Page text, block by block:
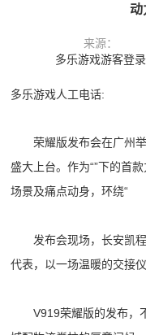
动
来源：
多乐游戏游客登录
多乐游戏人工电话:
荣耀版发布会在广州举
盛大上台。作为“”下的首
场景及痛点动身，环绕“
发布会现场，长安凯程
代表，以一场温暖的交接
V919荣耀版的发布，不